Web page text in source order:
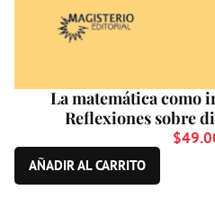
La matemática como
Reflexiones sobre
literatura,
$
AÑADIR AL CARRITO